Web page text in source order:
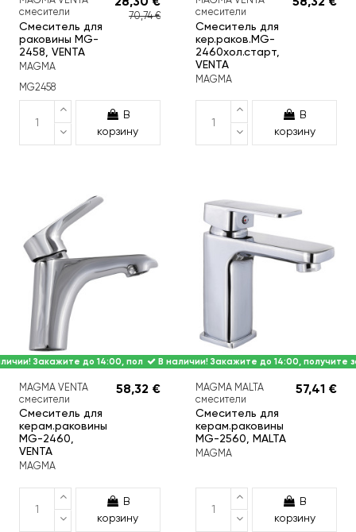
смесители
Смеситель для
раковины MG-
2458, VENTA
MAGMA
70,74 €
MG2458
В
корзину
смесители
Смеситель для
кер.раков.MG-
2460хол.старт,
VENTA
MAGMA
В
корзину
Закажите до 14:00, получите завтра.
MAGMA VENTA
смесители
Смеситель для
керам.раковины
MG-2460,
VENTA
MAGMA
58,32 €
В
корзину
В наличии! Закажите до 14:00, получите
MAGMA MALTA
смесители
Смеситель для
керам.раковины
MG-2560, MALTA
MAGMA
57,41 €
В
корзину